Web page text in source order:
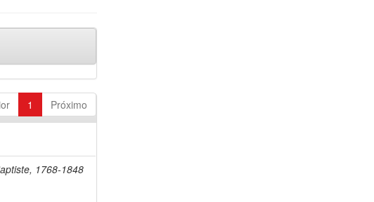
1 Próximo
1768-1848